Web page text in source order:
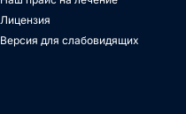
Лицензия
Версия для слабовидящих